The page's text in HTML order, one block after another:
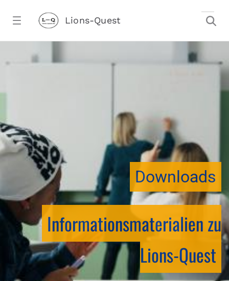
Lions-Quest
Downloads
Informationsmaterialien zu
Lions-Quest